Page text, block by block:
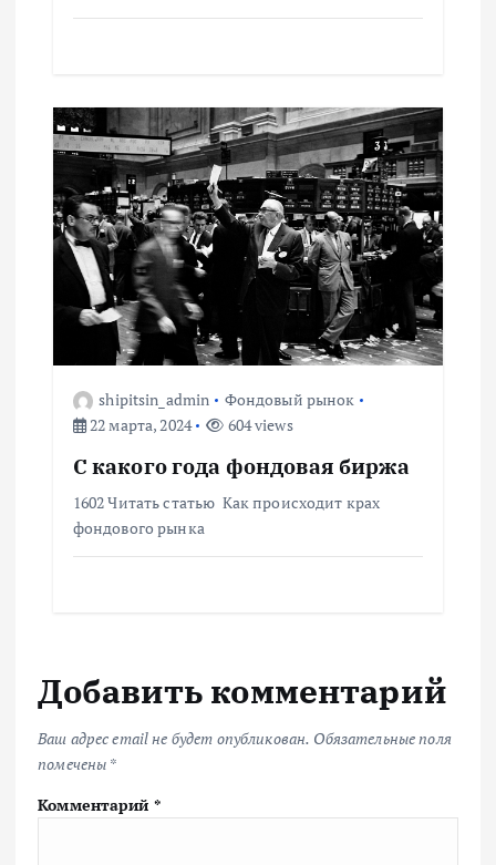
я
м
shipitsin_admin
Фондовый рынок
22 марта, 2024
604 views
С какого года фондовая биржа
1602 Читать статью Как происходит крах
фондового рынка
Добавить комментарий
Ваш адрес email не будет опубликован. Обязательные поля
помечены *
Комментарий *